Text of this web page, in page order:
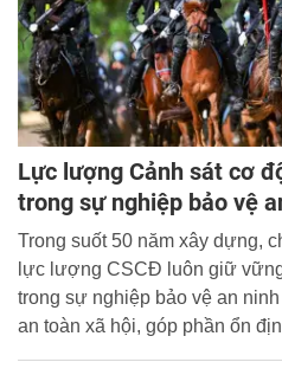
Lực lượng Cảnh sát cơ
trong sự nghiệp bảo vệ
Trong suốt 50 năm xây dựng,
lực lượng CSCĐ luôn giữ
trong sự nghiệp bảo vệ an
an toàn xã hội, góp phần ổn